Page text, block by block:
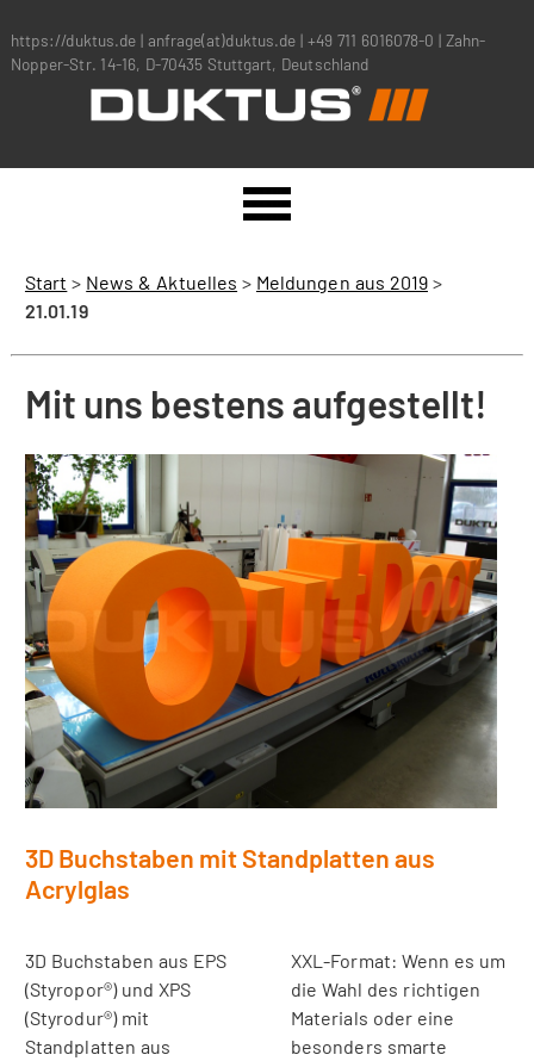
https://duktus.de | anfrage(at)duktus.de | +49 711 6016078-0 | Zahn-
Nopper-Str. 14-16, D-70435 Stuttgart, Deutschland
Start > News & Aktuelles > Meldungen aus 2019>
21.01.19
Mit uns bestens aufgestellt!
3D Buchstaben mit Standplatten aus
Acrylglas
3D Buchstaben aus EPS
(Styropor®) und XPS
(Styrodur®) mit
Standplatten aus
XXL-Format: Wenn es um
die Wahl des richtigen
Materials oder eine
besonders smarte